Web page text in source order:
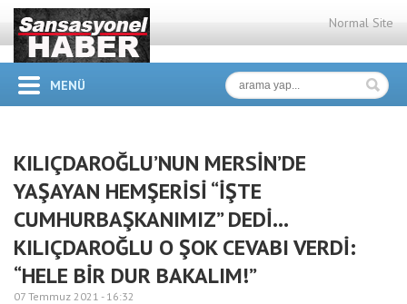
Normal Site
MENÜ
KILIÇDAROĞLU’NUN MERSİN’DE
YAŞAYAN HEMŞERİSİ “İŞTE
CUMHURBAŞKANIMIZ” DEDİ…
KILIÇDAROĞLU O ŞOK CEVABI VERDİ:
“HELE BİR DUR BAKALIM!”
07 Temmuz 2021 - 16:32